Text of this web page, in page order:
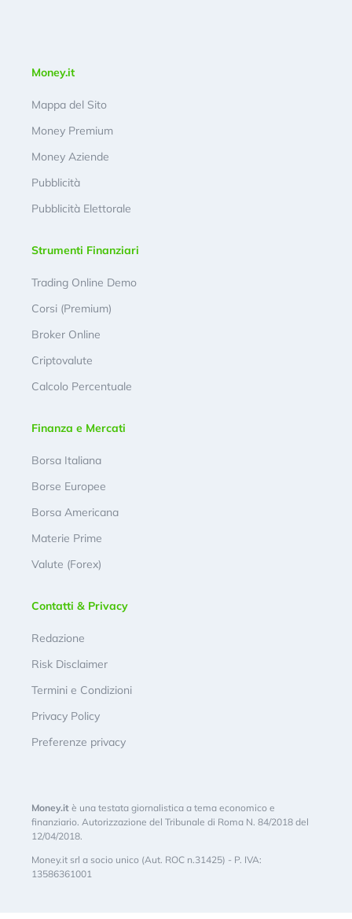
Money.it
Mappa del Sito
Money Premium
Money Aziende
Pubblicità
Pubblicità Elettorale
Strumenti Finanziari
Trading Online Demo
Corsi (Premium)
Broker Online
Criptovalute
Calcolo Percentuale
Finanza e Mercati
Borsa Italiana
Borse Europee
Borsa Americana
Materie Prime
Valute (Forex)
Contatti & Privacy
Redazione
Risk Disclaimer
Termini e Condizioni
Privacy Policy
Preferenze privacy
Money.it è una testata giornalistica a tema economico e
finanziario. Autorizzazione del Tribunale di Roma N. 84/2018 del
12/04/2018.
Money.it srl a socio unico (Aut. ROC n.31425) - P. IVA:
13586361001